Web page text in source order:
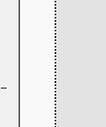
-